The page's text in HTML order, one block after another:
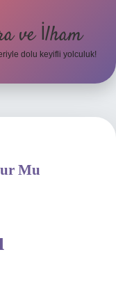
ve İlham
dolu keyifli yolculuk!
Mu